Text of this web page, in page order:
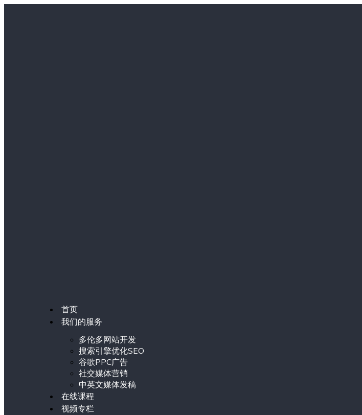
首页
我们的服务
多伦多网站开发
搜索引擎优化SEO
谷歌PPC广告
社交媒体营销
中英文媒体发稿
在线课程
视频专栏